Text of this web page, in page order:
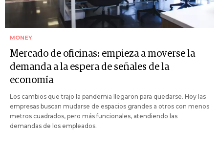
MONEY
Mercado de oficinas: empieza a moverse la
demanda a la espera de señales de la
economía
Los cambios que trajo la pandemia llegaron para quedarse. Hoy las
empresas buscan mudarse de espacios grandes a otros con menos
metros cuadrados, pero más funcionales, atendiendo las
demandas de los empleados.